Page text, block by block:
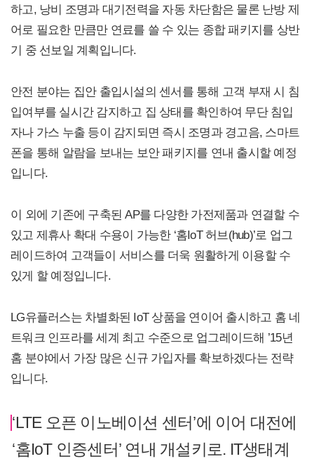
하고, 낭비 조명과 대기전력을 자동 차단함은 물론 난방 제
어로 필요한 만큼만 연료를 쓸 수 있는 종합 패키지를 상반
기 중 선보일 계획입니다.
안전 분야는 집안 출입시설의 센서를 통해 고객 부재 시 침
입여부를 실시간 감지하고 집 상태를 확인하여 무단 침입
자나 가스 누출 등이 감지되면 즉시 조명과 경고음, 스마트
폰을 통해 알람을 보내는 보안 패키지를 연내 출시할 예정
입니다.
이 외에 기존에 구축된 AP를 다양한 가전제품과 연결할 수
있고 제휴사 확대 수용이 가능한 ‘홈IoT 허브(hub)’로 업그
레이드하여 고객들이 서비스를 더욱 원활하게 이용할 수
있게 할 예정입니다.
LG유플러스는 차별화된 IoT 상품을 연이어 출시하고 홈 네
트워크 인프라를 세계 최고 수준으로 업그레이드해 ’15년
홈 분야에서 가장 많은 신규 가입자를 확보하겠다는 전략
입니다.
‘LTE 오픈 이노베이션 센터’에 이어 대전에
‘홈IoT 인증센터’ 연내 개설키로. IT생태계